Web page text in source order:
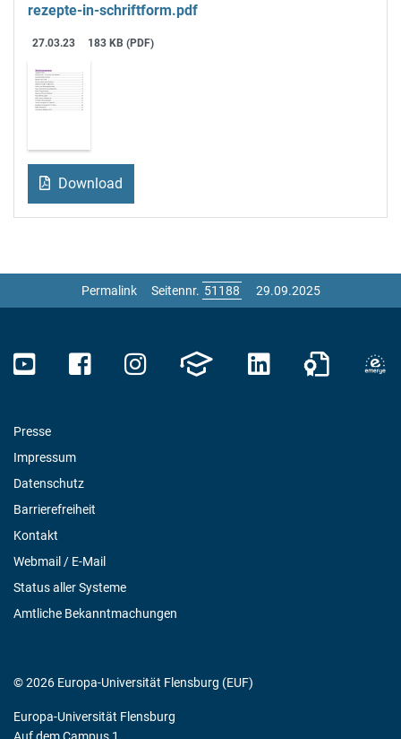
rezepte-in-schriftform.pdf
27.03.23 183 KB (PDF)
Download
Permalink Seitennr. 29.09.2025
Presse
Impressum
Datenschutz
Barrierefreiheit
Kontakt
Webmail / E-Mail
Status aller Systeme
Amtliche Bekanntmachungen
© 2026 Europa-Universität Flensburg (EUF)
Europa-Universität Flensburg